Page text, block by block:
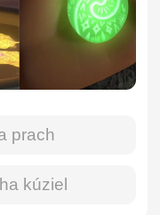
prach
kúziel